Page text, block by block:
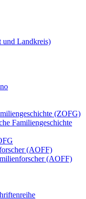
und Landkreis)
(ZOFG)
Familiengeschichte
(AOFF)
(AOFF)